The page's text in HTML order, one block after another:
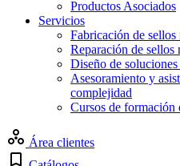
Productos Asociados
Servicios
Fabricación de sellos
Reparación de sellos
Diseño de
Asesoramiento y
complejidad
Cursos de formación
Área clientes